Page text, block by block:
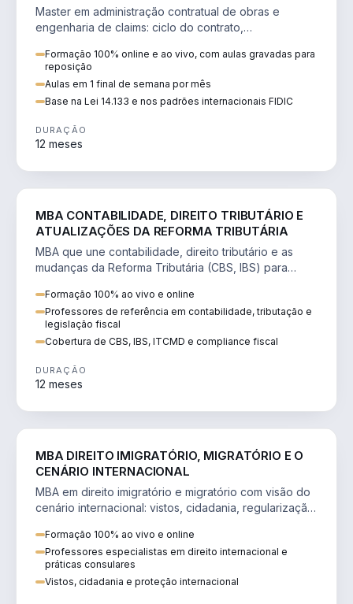
Master em administração contratual de obras e
engenharia de claims: ciclo do contrato,
Formação 100% online e ao vivo, com aulas gravadas para
reposição
Aulas em 1 final de semana por mês
Base na Lei 14.133 e nos padrões internacionais FIDIC
DURAÇÃO
12 meses
MBA CONTABILIDADE, DIREITO TRIBUTÁRIO E
ATUALIZAÇÕES DA REFORMA TRIBUTÁRIA
MBA que une contabilidade, direito tributário e as
mudanças da Reforma Tributária (CBS, IBS) para
Formação 100% ao vivo e online
Professores de referência em contabilidade, tributação e
legislação fiscal
Cobertura de CBS, IBS, ITCMD e compliance fiscal
DURAÇÃO
12 meses
MBA DIREITO IMIGRATÓRIO, MIGRATÓRIO E O
CENÁRIO INTERNACIONAL
MBA em direito imigratório e migratório com visão do
cenário internacional: vistos, cidadania, regularização
Formação 100% ao vivo e online
Professores especialistas em direito internacional e
práticas consulares
Vistos, cidadania e proteção internacional